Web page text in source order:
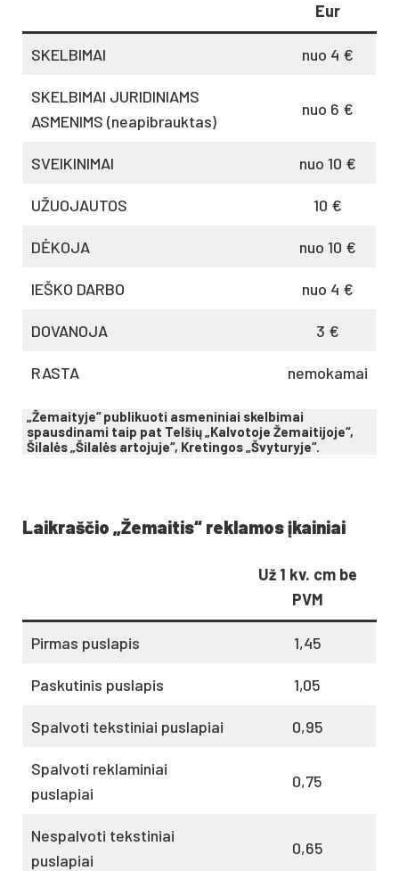
Eur
SKELBIMAI nuo 4 €
SKELBIMAI JURIDINIAMS
ASMENIMS (neapibrauktas)
nuo 6 €
SVEIKINIMAI nuo 10 €
UŽUOJAUTOS 10 €
DĖKOJA nuo 10 €
IEŠKO DARBO nuo 4 €
DOVANOJA 3 €
RASTA nemokamai
„Žemaityje“ publikuoti asmeniniai skelbimai
spausdinami taip pat Telšių „Kalvotoje Žemaitijoje“,
Šilalės „Šilalės artojuje“, Kretingos „Švyturyje“.
Laikraščio „Žemaitis“ reklamos įkainiai
Už 1 kv. cm be
PVM
Pirmas puslapis 1,45
Paskutinis puslapis 1,05
Spalvoti tekstiniai puslapiai 0,95
Spalvoti reklaminiai
puslapiai
0,75
Nespalvoti tekstiniai
puslapiai
0,65